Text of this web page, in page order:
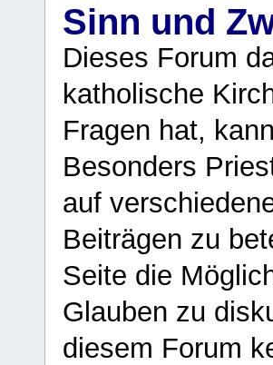
Sinn und
Dieses Forum
katholische
Fragen hat,
Besonders
auf
Beiträgen zu
Seite die
Glauben zu
diesem Forum